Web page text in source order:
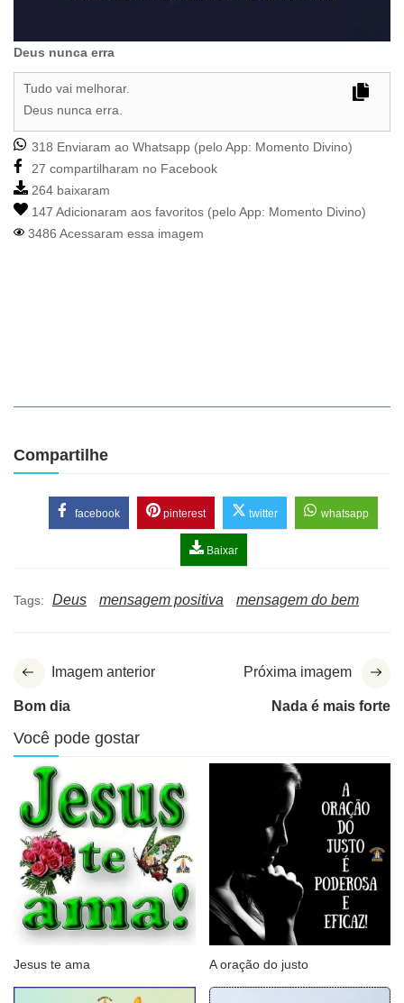
Deus nunca erra
Tudo vai melhorar.
Deus nunca erra.
318 Enviaram ao Whatsapp (pelo App: Momento Divino)
27 compartilharam no Facebook
264 baixaram
147 Adicionaram aos favoritos (pelo App: Momento Divino)
3486 Acessaram essa imagem
Compartilhe
facebook pinterest twitter whatsapp
Baixar
Tags: Deus mensagem positiva mensagem do bem
Imagem anterior
Bom dia
Próxima imagem
Nada é mais forte
Você pode gostar
Jesus te ama A oração do justo